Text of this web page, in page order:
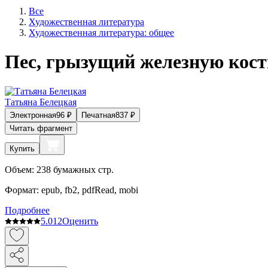
Все
Художественная литература
Художественная литература: общее
Пес, грызущий железную
Татьяна Белецкая
Электронная96 ₽ Печатная837 ₽
Читать фрагмент
Купить
Объем: 238 бумажных стр.
Формат: epub, fb2, pdfRead, mobi
Подробнее
5.012Оценить